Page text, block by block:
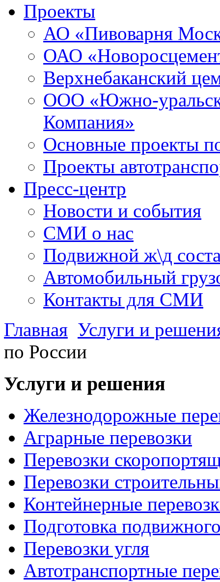
Проекты
АО «Пивоварня
ОАО
Верхнебаканский
ООО «Южно-
Компания»
Основные проекты
Проекты
Пресс-центр
Новости и события
СМИ о нас
Подвижной ж\д
Автомобильный
Контакты для СМИ
Главная Услуги и
по России
Услуги и решения
Железнодорожные
Аграрные перевозки
Перевозки
Перевозки
Контейнерные
Подготовка
Перевозки угля
Автотранспортные